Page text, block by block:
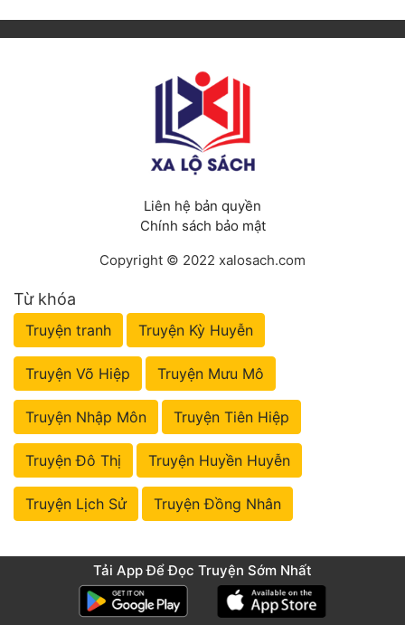
Liên hệ bản quyền
Chính sách bảo mật
Copyright © 2022 xalosach.com
Từ khóa
Truyện tranh Truyện Kỳ Huyễn
Truyện Võ Hiệp Truyện Mưu Mô
Truyện Nhập Môn Truyện Tiên Hiệp
Truyện Đô Thị Truyện Huyền Huyễn
Truyện Lịch Sử Truyện Đồng Nhân
Tải App Để Đọc Truyện Sớm Nhất